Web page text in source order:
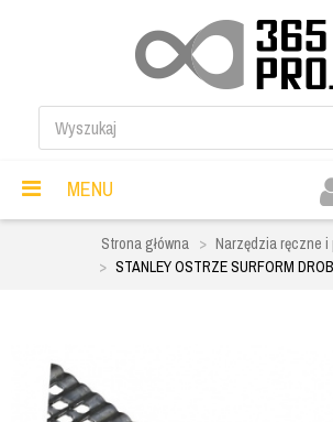
MENU
Strona główna
Narzędzia ręczne i
STANLEY OSTRZE SURFORM